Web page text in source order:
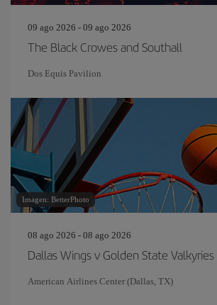
09 ago 2026 - 09 ago 2026
The Black Crowes and Southall
Dos Equis Pavilion
Imagen: BetterPhoto
08 ago 2026 - 08 ago 2026
Dallas Wings v Golden State
American Airlines Center (Dallas, TX)